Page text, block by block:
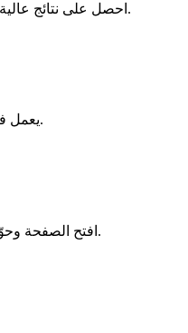
احصل على نتائج عالية الجودة مثل أدوات الفيديو الاحترافية.
يعمل في المتصفح عبر المنصات دون تثبيت.
افتح الصفحة وحوّل مباشرة. بدون تطبيقات أو تسجيل.